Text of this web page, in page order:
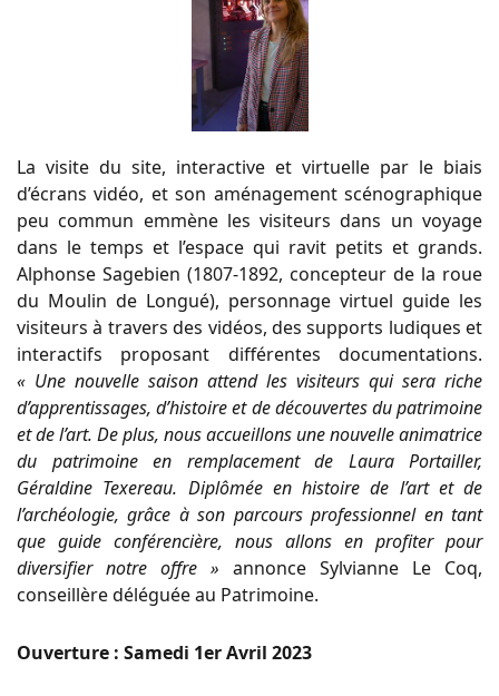
La visite du site, interactive et virtuelle par le biais
d’écrans vidéo, et son aménagement scénographique
peu commun emmène les visiteurs dans un voyage
dans le temps et l’espace qui ravit petits et grands.
Alphonse Sagebien (1807-1892, concepteur de la roue
du Moulin de Longué), personnage virtuel guide les
visiteurs à travers des vidéos, des supports ludiques et
interactifs proposant différentes documentations.
« Une nouvelle saison attend les visiteurs qui sera riche
d’apprentissages, d’histoire et de découvertes du patrimoine
et de l’art. De plus, nous accueillons une nouvelle animatrice
du patrimoine en remplacement de Laura Portailler,
Géraldine Texereau. Diplômée en histoire de l’art et de
l’archéologie, grâce à son parcours professionnel en tant
que guide conférencière, nous allons en profiter pour
diversifier notre offre » annonce Sylvianne Le Coq,
conseillère déléguée au Patrimoine.
Ouverture : Samedi 1er Avril 2023